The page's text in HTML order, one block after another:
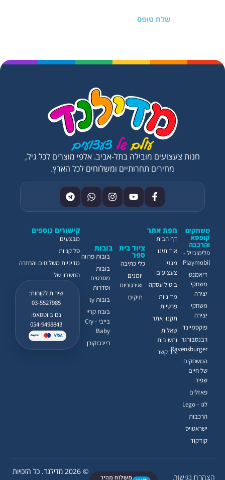
שלח טופס
הצהרת נגישות משלוח מהיר
© 2026 מדילנד. כל הזכויות
קישורים נוספים
מבצעים
סל קניות
מדיניות משלוחים והחזרה
החשבון שלי
שירות לקוחות:
03-5527985
גם בווטסאפ:
054-9498843
ציוד בית
ספר
כלי כתיבה
יומנים
ואירגוניות
תיקים
בובות
בובות פרווה
בובות
מסרטים
וסדרות
בובות ty
בובת קריי
בייבי - Cry
Baby
ריינבוקורן
משחקים
קופסא
והרכבה
פלימובייל -
Playmobil
דיאמנט
משחקי
יצירה
משחקי
יצירה
פוקסמיינד
רבנסבורגר
Ravensburger
המשחקים
של חיים
שפיר
פאזלים
לגו - Lego
הרכבות
ישראטויס
קודקוד
מפת אתר
דף הבית
אודותינו
מגזין
צעצועים
ביטול עסקה
מדיניות
פרטיות
תקנון אתר
שאלות
ותשובות
צור קשר
חנות צעצועים מובילה בתל-אביב. אלפי מוצרים לכל גיל,
מחירים תחרותיים ומשלוחים לכל הארץ.